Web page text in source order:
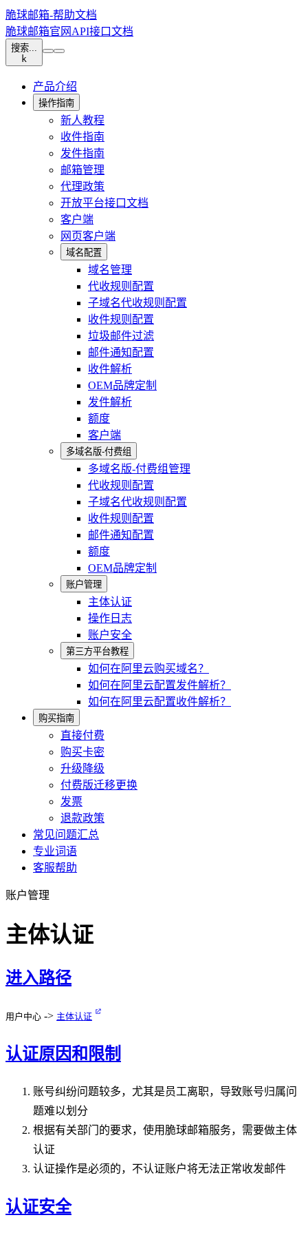
脆球邮箱-帮助文档
脆球邮箱官网 API接口文档
搜索...
k
产品介绍
操作指南
新人教程
收件指南
发件指南
邮箱管理
代理政策
开放平台接口文档
客户端
网页客户端
域名配置
域名管理
代收规则配置
子域名代收规则配置
收件规则配置
垃圾邮件过滤
邮件通知配置
收件解析
OEM品牌定制
发件解析
额度
客户端
多域名版-付费组
多域名版-付费组管理
代收规则配置
子域名代收规则配置
收件规则配置
邮件通知配置
额度
OEM品牌定制
账户管理
主体认证
操作日志
账户安全
第三方平台教程
如何在阿里云购买域名？
如何在阿里云配置发件解析？
如何在阿里云配置收件解析？
购买指南
直接付费
购买卡密
升级降级
付费版迁移更换
发票
退款政策
常见问题汇总
专业词语
客服帮助
账户管理
主体认证
进入路径
用户中心 -> 主体认证
认证原因和限制
账号纠纷问题较多，尤其是员工离职，导致账号归属问
题难以划分
根据有关部门的要求，使用脆球邮箱服务，需要做主体
认证
认证操作是必须的，不认证账户将无法正常收发邮件
认证安全